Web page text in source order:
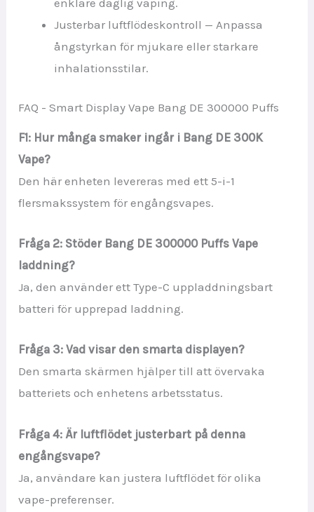
Justerbar luftflödeskontroll — Anpassa
ångstyrkan för mjukare eller starkare
inhalationsstilar.
FAQ - Smart Display Vape Bang DE 300000 Puffs
F1: Hur många smaker ingår i Bang DE 300K
Vape?
Den här enheten levereras med ett 5-i-1
flersmakssystem för engångsvapes.
Fråga 2: Stöder Bang DE 300000 Puffs Vape
laddning?
Ja, den använder ett Type-C uppladdningsbart
batteri för upprepad laddning.
Fråga 3: Vad visar den smarta displayen?
Den smarta skärmen hjälper till att övervaka
batteriets och enhetens arbetsstatus.
Fråga 4: Är luftflödet justerbart på denna
engångsvape?
Ja, användare kan justera luftflödet för olika
vape-preferenser.